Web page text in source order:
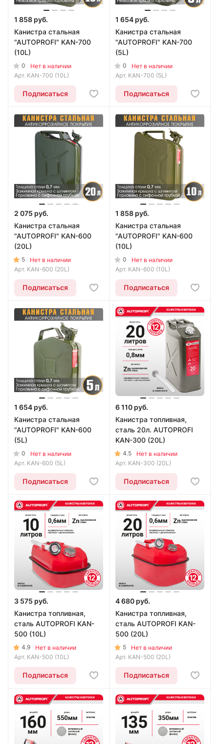
1 858 руб.
Канистра стальная
"AUTOPROFI" KAN-700
(10L)
0
Нет в наличии
Арт. KAN-700 (10L)
Подписаться
1 654 руб.
Канистра стальная
"AUTOPROFI" KAN-700
(5L)
0
Нет в наличии
Арт. KAN-700 (5L)
Подписаться
2 075 руб.
Канистра стальная
"AUTOPROFI" KAN-600
(20L)
5
Нет в наличии
Арт. KAN-600 (20L)
Подписаться
1 858 руб.
Канистра стальная
"AUTOPROFI" KAN-600
(10L)
0
Нет в наличии
Арт. KAN-600 (10L)
Подписаться
1 654 руб.
Канистра стальная
"AUTOPROFI" KAN-600
(5L)
0
Нет в наличии
Арт. KAN-600 (5L)
Подписаться
6 110 руб.
Канистра топливная,
сталь 20л. AUTOPROFI
KAN-300 (20L)
4.5
Нет в наличии
Арт. KAN-300 (20L)
Подписаться
3 575 руб.
Канистра топливная,
сталь AUTOPROFI KAN-
500 (10L)
4.9
Нет в наличии
Арт. KAN-500 (10L)
Подписаться
4 680 руб.
Канистра топливная,
сталь AUTOPROFI KAN-
500 (20L)
5
Нет в наличии
Арт. KAN-500 (20L)
Подписаться